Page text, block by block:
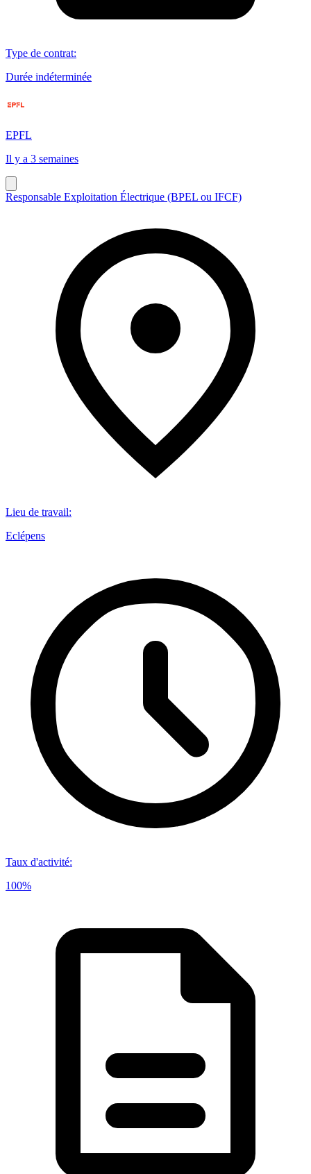
Type de contrat:
Durée indéterminée
EPFL
Il y a 3 semaines
Responsable Exploitation Électrique (BPEL ou IFCF)
Lieu de travail:
Eclépens
Taux d'activité:
100%